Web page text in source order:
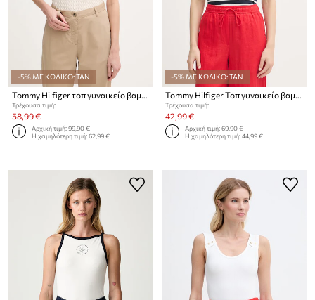
-5% ΜΕ ΚΩΔΙΚΟ: TAN
Τρέχουσα τιμή:
58,99 €
Αρχική τιμή:99,90 €
Η χαμηλότερη τιμή:62,99 €
-5% ΜΕ ΚΩΔΙΚΟ: TAN
Τρέχουσα τιμή:
42,99 €
Αρχική τιμή:69,90 €
Η χαμηλότερη τιμή:44,99 €